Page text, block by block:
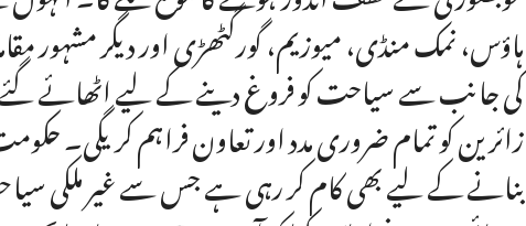
ہاؤس، نمک منڈی، میوزیم، گورگٹھڑی اور دیگر
کی جانب سے سیاحت کو فروغ دینے کے لیے اٹھائے
زائرین کو تمام ضروری مدد اور تعاون فراہم کریگی۔
بنانے کے لیے بھی کام کر رہی ہے جس سے غیر ملکی